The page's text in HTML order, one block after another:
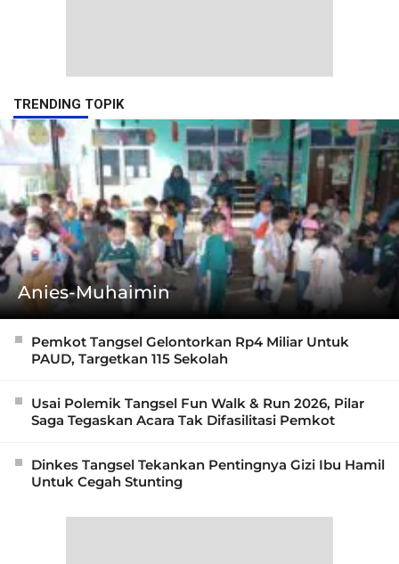
TRENDING TOPIK
Anies-Muhaimin
Pemkot Tangsel Gelontorkan Rp4 Miliar Untuk
PAUD, Targetkan 115 Sekolah
Usai Polemik Tangsel Fun Walk & Run 2026, Pilar
Saga Tegaskan Acara Tak Difasilitasi Pemkot
Dinkes Tangsel Tekankan Pentingnya Gizi Ibu Hamil
Untuk Cegah Stunting